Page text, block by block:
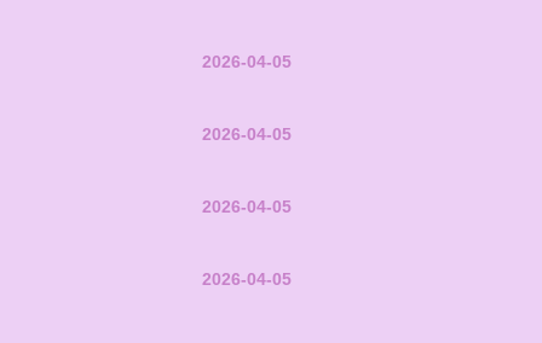
2026-04-05
2026-04-05
2026-04-05
2026-04-05